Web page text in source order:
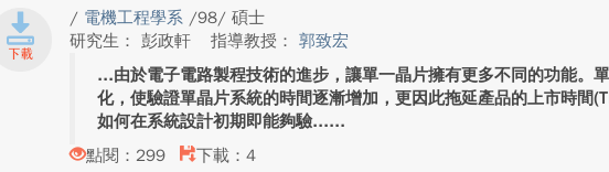
/ 電機工程學系 /98/ 碩士
研究生： 彭政軒
指導教授：郭致宏
由於電子電路製程技術的進步，讓單一晶片擁有更多不同的功能。
化，使驗證單晶片系統的時間逐漸增加，更因此拖延產品的上市時間
如何在系統設計初期即能夠驗...
點閱：299
下載：4